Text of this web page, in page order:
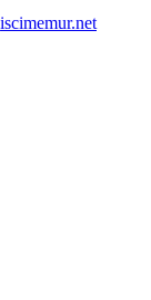
iscimemur.net